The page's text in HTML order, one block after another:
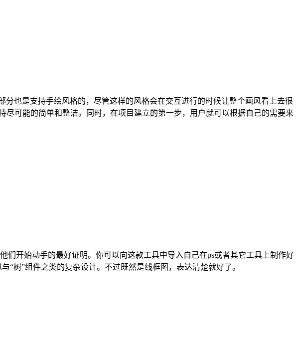
也是支持手绘风格的，尽管这样的风格会在交互进行的时候让整个画风看上去很
可能的简单和整洁。同时，在项目建立的第一步，用户就可以根据自己的需要来
们开始动手的最好证明。你可以向这款工具中导入自己在ps或者其它工具上制作好
“树”组件之类的复杂设计。不过既然是线框图，表达清楚就好了。